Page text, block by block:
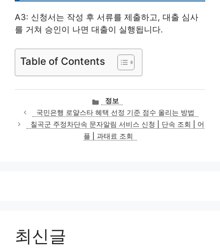
A3: 신청서는 작성 후 서류를 제출하고, 대출 심사
를 거쳐 승인이 나면 대출이 실행됩니다.
Table of Contents
카
테
고
리
정보
국민은행 로얄스타 혜택 선정 기준 점수 올리는 방법
칠곡군 주정차단속 문자알림 서비스 신청 | 단속 조회 | 어
플 | 과태료 조회
최신글